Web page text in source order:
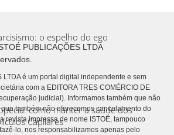
o espelho do ego
como manter a saúde dos
Capilares
PUBLICAÇÕES LTDA
LTDA é um portal digital independente e sem
com a EDITORA TRES COMÉRCIO DE
judicial). Informamos também que não
também não oferecemos cancelamento do
revista impressa de nome ISTOÉ, tampouco
lo, nos responsabilizamos apenas pelo